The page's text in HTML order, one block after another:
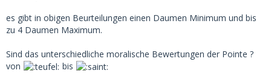
es gibt in obigen Beurteilungen einen Daumen Minimum und bis
zu 4 Daumen Maximum.
Sind das unterschiedliche moralische Bewertungen der Pointe ?
von
bis